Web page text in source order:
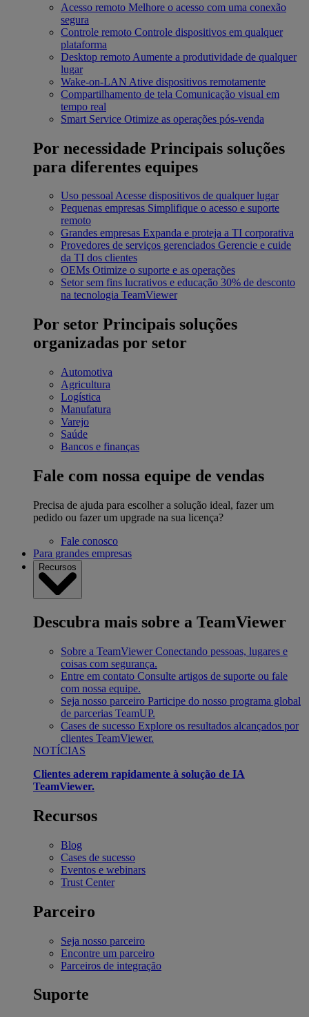
Acesso remoto Melhore o acesso com uma conexão
segura
Controle remoto Controle dispositivos em qualquer
plataforma
Desktop remoto Aumente a produtividade de qualquer
lugar
Wake-on-LAN Ative dispositivos remotamente
Compartilhamento de tela Comunicação visual em
tempo real
Smart Service Otimize as operações pós-venda
Por necessidade Principais soluções
para diferentes equipes
Uso pessoalAcesse dispositivos de qualquer lugar
Pequenas empresas Simplifique o acesso e suporte
remoto
Grandes empresas Expanda e proteja a TI corporativa
Provedores de serviços gerenciados Gerencie e cuide
da TI dos clientes
OEMs Otimize o suporte e as operações
Setor sem fins lucrativos e educação 30% de desconto
na tecnologia TeamViewer
Por setor Principais soluções
organizadas por setor
Automotiva
Agricultura
Logística
Manufatura
Varejo
Saúde
Bancos e finanças
Fale com nossa equipe de vendas
Precisa de ajuda para escolher a solução ideal, fazer um
pedido ou fazer um upgrade na sua licença?
Fale conosco
Para grandes empresas
Recursos
Descubra mais sobre a TeamViewer
Sobre a TeamViewer Conectando pessoas, lugares e
coisas com segurança.
Entre em contato Consulte artigos de suporte ou fale
com nossa equipe.
Seja nosso parceiro Participe do nosso programa global
de parcerias TeamUP.
Cases de sucesso Explore os resultados alcançados por
clientes TeamViewer.
NOTÍCIAS
Clientes aderem rapidamente à solução de IA
TeamViewer.
Recursos
Blog
Cases de sucesso
Eventos e webinars
Trust Center
Parceiro
Seja nosso parceiro
Encontre um parceiro
Parceiros de integração
Suporte